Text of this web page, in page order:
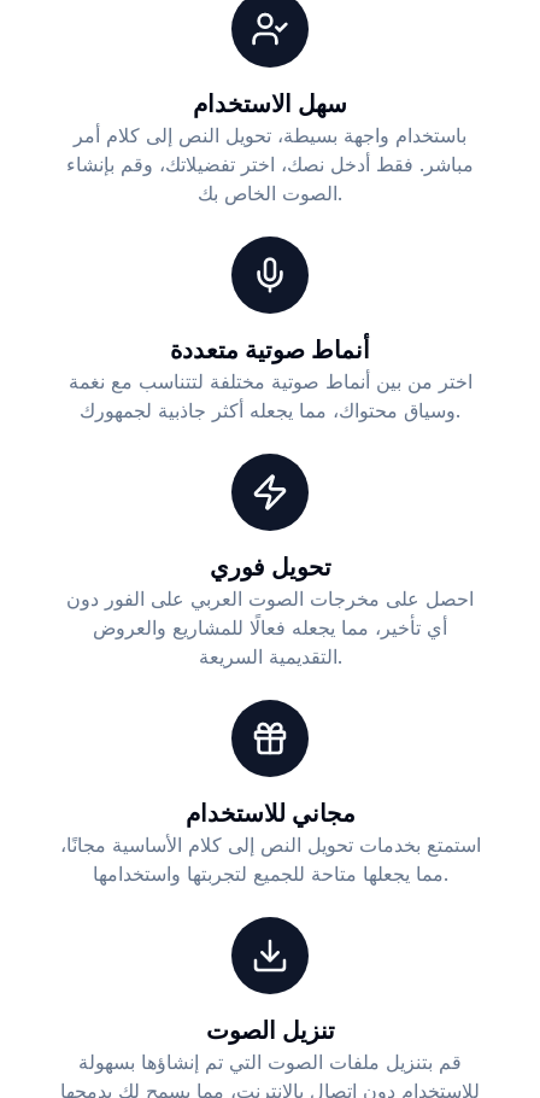
سهل الاستخدام
باستخدام واجهة بسيطة، تحويل النص إلى كلام أمر
مباشر. فقط أدخل نصك، اختر تفضيلاتك، وقم بإنشاء
الصوت الخاص بك.
أنماط صوتية متعددة
اختر من بين أنماط صوتية مختلفة لتتناسب مع نغمة
وسياق محتواك، مما يجعله أكثر جاذبية لجمهورك.
تحويل فوري
احصل على مخرجات الصوت العربي على الفور دون
أي تأخير، مما يجعله فعالًا للمشاريع والعروض
التقديمية السريعة.
مجاني للاستخدام
استمتع بخدمات تحويل النص إلى كلام الأساسية مجانًا،
مما يجعلها متاحة للجميع لتجربتها واستخدامها.
تنزيل الصوت
قم بتنزيل ملفات الصوت التي تم إنشاؤها بسهولة
للاستخدام دون اتصال بالإنترنت، مما يسمح لك بدمجها